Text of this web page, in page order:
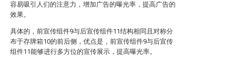
容易吸引人们的注意力，增加广告的曝光率，提高广告的
效果。
具体的，前宣传组件9与后宣传组件11结构相同且对称分
布于存牌箱10的前后侧，优点是，前宣传组件9与后宣传
组件11能够进行多方位的宣传展示，提高曝光率。